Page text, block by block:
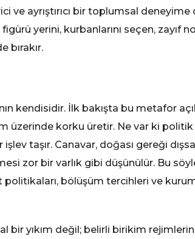
ve ayrıştırıcı bir toplumsal
yerini, kurbanlarını seçen, zayıf
bırakır.
kendisidir. İlk bakışta bu metafor
üzerinde korku üretir. Ne var ki
taşır. Canavar, doğası gereği
zor bir varlık gibi düşünülür. Bu
bölüşüm tercihleri ve
bir yıkım değil; belirli birikim